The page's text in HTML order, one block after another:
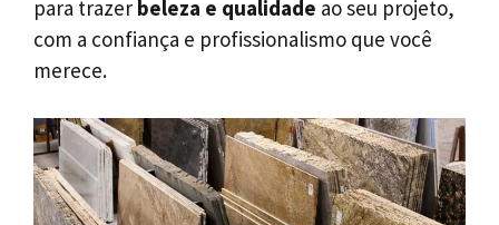
para trazer beleza e qualidade ao seu projeto,
com a confiança e profissionalismo que você
merece.